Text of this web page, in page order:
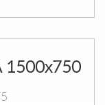
1500х750